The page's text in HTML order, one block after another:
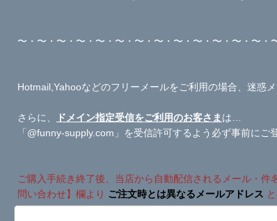
〜・〜・〜・〜・〜・〜・〜・〜・〜・〜・〜・〜・〜・
Hotmail,Yahooなどのフリーメールをご利用の場合、迷惑
さらに、 ドメイン指定受信をご利用のお客さま は…
「@funny-supply.com」を受信許可するよう必ず事前にご
ご購入手続き終了後、当店から自動配信されるメール・
問い合わせ】欄より ご注文時とは異なるメールアドレス